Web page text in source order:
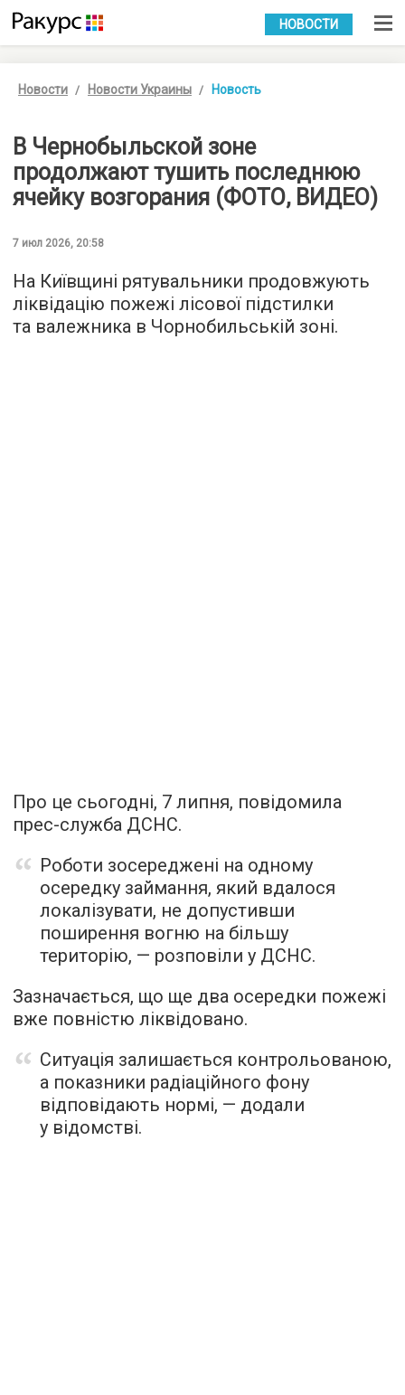
УКР РУС
НОВОСТИ
Новости Новости Украины Новость
В Чернобыльской зоне
продолжают тушить последнюю
ячейку возгорания (ФОТО, ВИДЕО)
7 июл 2026, 20:58
На Київщині рятувальники продовжують
ліквідацію пожежі лісової підстилки
та валежника в Чорнобильській зоні.
Про це сьогодні, 7 липня, повідомила
прес-служба ДСНС.
Роботи зосереджені на одному
осередку займання, який вдалося
локалізувати, не допустивши
поширення вогню на більшу
територію, — розповіли у ДСНС.
Зазначається, що ще два осередки пожежі
вже повністю ліквідовано.
Ситуація залишається контрольованою,
а показники радіаційного фону
відповідають нормі, — додали
у відомстві.